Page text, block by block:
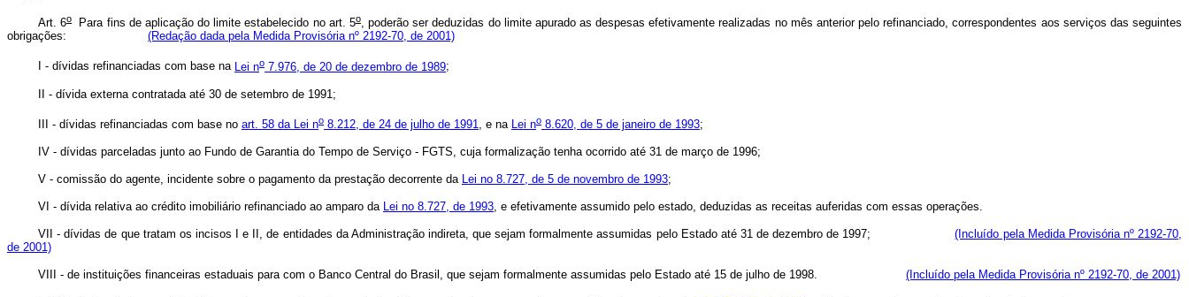
Art. 6oPara fins de aplicação do limite estabelecido no art. 5o, poderão ser deduzidas do limite apurado as despesas efetivamente realizadas no mês anterior pelo refinanciado, correspondentes aos serviços das seguintes
obrigações: (Redação dada pela Medida Provisória nº 2192-70, de 2001)
I - dívidas refinanciadas com base na Lei no 7.976, de 20 de dezembro de 1989;
II - dívida externa contratada até 30 de setembro de 1991;
III - dívidas refinanciadas com base no art. 58 da Lei no 8.212, de 24 de julho de 1991 , e na Lei no 8.620, de 5 de janeiro de 1993;
IV - dívidas parceladas junto ao Fundo de Garantia do Tempo de Serviço - FGTS, cuja formalização tenha ocorrido até 31 de março de 1996;
V - comissão do agente, incidente sobre o pagamento da prestação decorrente da Lei no 8.727, de 5 de novembro de 1993;
VI - dívida relativa ao crédito imobiliário refinanciado ao amparo da Lei no 8.727, de 1993 , e efetivamente assumido pelo estado, deduzidas as receitas auferidas com essas operações.
VII - dívidas de que tratam os incisos I e II, de entidades da Administração indireta, que sejam formalmente assumidas pelo Estado até 31 de dezembro de 1997;(Incluído pela Medida Provisória nº 2192-70,
de 2001)
VIII - de instituições financeiras estaduais para com o Banco Central do Brasil, que sejam formalmente assumidas pelo Estado até 15 de julho de 1998. (Incluído pela Medida Provisória nº 2192-70, de 2001)